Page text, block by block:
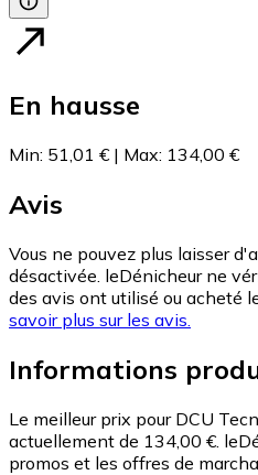
En hausse
Min: 51,01 € | Max: 134,00 €
Avis
Vous ne pouvez plus laisser
désactivée. leDénicheur ne
des avis ont utilisé ou acheté
savoir plus sur les avis.
Informations
Le meilleur prix pour DCU
actuellement de 134,00 €.
promos et les offres de